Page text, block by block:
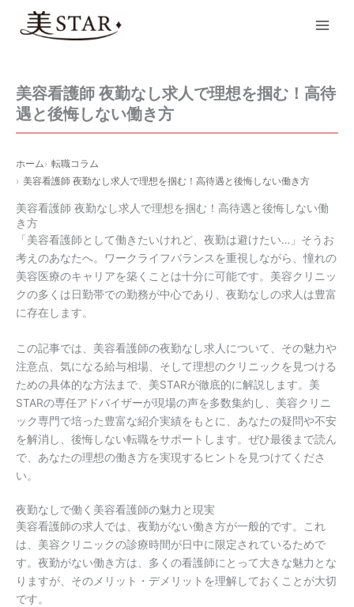
美容看護師 夜勤なし求人で理想を掴む！高待
遇と後悔しない働き方
ホーム
転職コラム
美容看護師 夜勤なし求人で理想を掴む！高待遇と後悔しない働き方
美容看護師 夜勤なし求人で理想を掴む！高待遇と後悔しない働
き方
「美容看護師として働きたいけれど、夜勤は避けたい…」そうお
考えのあなたへ。ワークライフバランスを重視しながら、憧れの
美容医療のキャリアを築くことは十分に可能です。美容クリニッ
クの多くは日勤帯での勤務が中心であり、夜勤なしの求人は豊富
に存在します。
この記事では、美容看護師の夜勤なし求人について、その魅力や
注意点、気になる給与相場、そして理想のクリニックを見つける
ための具体的な方法まで、美STARが徹底的に解説します。美
STARの専任アドバイザーが現場の声を多数集約し、美容クリニ
ック専門で培った豊富な紹介実績をもとに、あなたの疑問や不安
を解消し、後悔しない転職をサポートします。ぜひ最後まで読ん
で、あなたの理想の働き方を実現するヒントを見つけてくださ
い。
夜勤なしで働く美容看護師の魅力と現実
美容看護師の求人では、夜勤がない働き方が一般的です。これ
は、美容クリニックの診療時間が日中に限定されているためで
す。夜勤がない働き方は、多くの看護師にとって大きな魅力とな
りますが、そのメリット・デメリットを理解しておくことが大切
です。